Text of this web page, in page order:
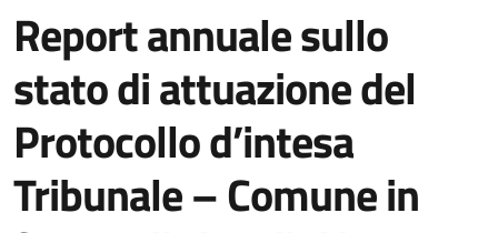
Report annuale sullo
stato di attuazione del
Protocollo d’intesa
Tribunale – Comune in